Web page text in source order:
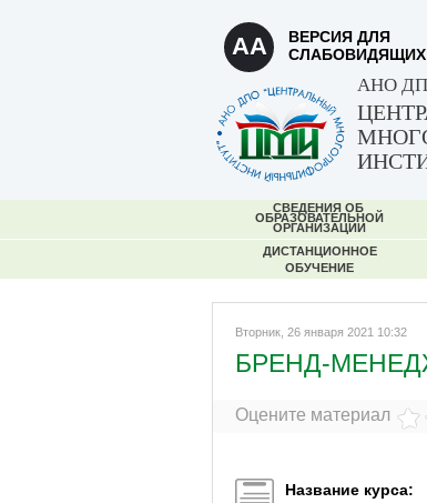
AA
ВЕРСИЯ ДЛЯ
СЛАБОВИДЯЩИХ
АНО
СВЕДЕНИЯ ОБ
ОБРАЗОВАТЕЛЬНОЙ
ОРГАНИЗАЦИИ
ДИСТАНЦИОННОЕ
ОБУЧЕНИЕ
Вторник, 26 января 2021 10:32
БРЕНД-
Оцените материал
Название курса: